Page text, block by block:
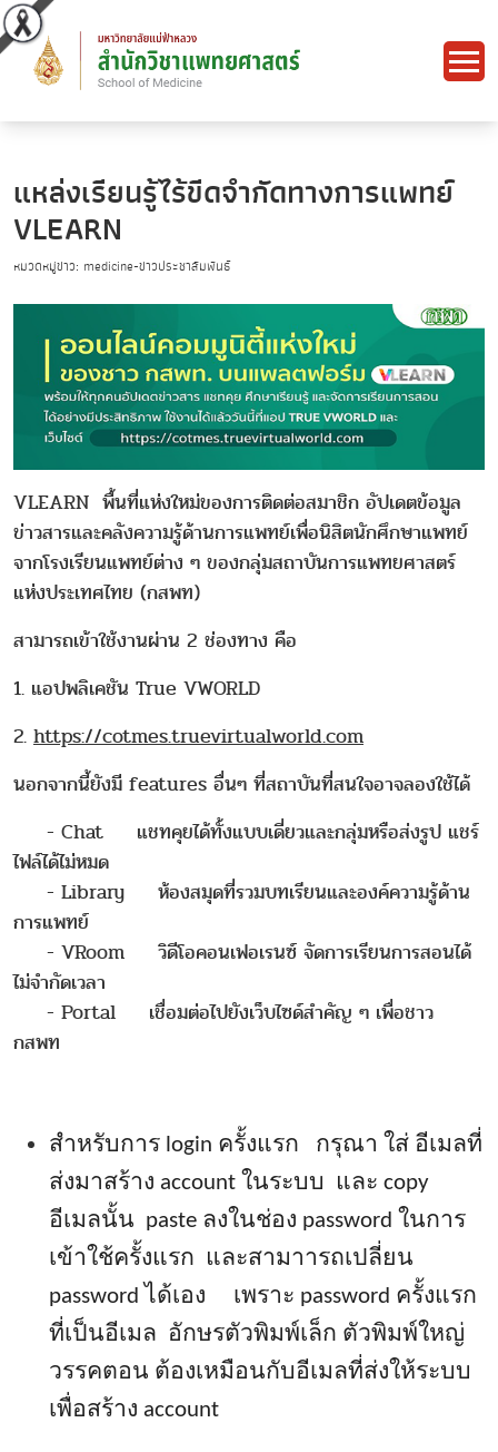
แหล่งเรียนรู้ไร้ขีดจำกัดทางการแพทย์
VLEARN
หมวดหมู่ข่าว: medicine-ข่าวประชาสัมพันธ์
VLEARN พื้นที่แห่งใหม่ของการติดต่อสมาชิก อัปเดตข้อมูล
ข่าวสารและคลังความรู้ด้านการแพทย์เพื่อนิสิตนักศึกษาแพทย์
จากโรงเรียนแพทย์ต่าง ๆ ของกลุ่มสถาบันการแพทยศาสตร์
แห่งประเทศไทย (กสพท)
สามารถเข้าใช้งานผ่าน 2 ช่องทาง คือ
1. แอปพลิเคชัน True VWORLD
2. https://cotmes.truevirtualworld.com
นอกจากนี้ยังมี features อื่นๆ ที่สถาบันที่สนใจอาจลองใช้ได้
- Chat แชทคุยได้ทั้งแบบเดี่ยวและกลุ่มหรือส่งรูป แชร์
ไฟล์ได้ไม่หมด
- Library ห้องสมุดที่รวมบทเรียนและองค์ความรู้ด้าน
การแพทย์
- VRoom วิดีโอคอนเฟอเรนซ์ จัดการเรียนการสอนได้
ไม่จำกัดเวลา
- Portal เชื่อมต่อไปยังเว็บไซด์สำคัญ ๆ เพื่อชาว
กสพท
สำหรับการ login ครั้งแรก กรุณา ใส่ อีเมลที่
ส่งมาสร้าง account ในระบบ และ copy
อีเมลนั้น paste ลงในช่อง password ในการ
เข้าใช้ครั้งแรก และสามาารถเปลี่ยน
password ได้เอง เพราะ password ครั้งแรก
ที่เป็นอีเมล อักษรตัวพิมพ์เล็ก ตัวพิมพ์ใหญ่
วรรคตอน ต้องเหมือนกับอีเมลที่ส่งให้ระบบ
เพื่อสร้าง account